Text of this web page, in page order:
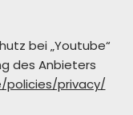
bei „Youtube“
des Anbieters
privacy/